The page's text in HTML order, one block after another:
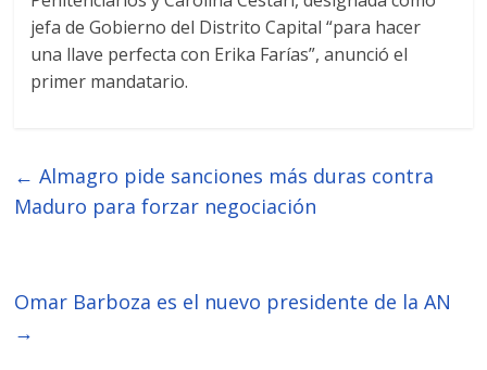
jefa de Gobierno del Distrito Capital “para hacer
una llave perfecta con Erika Farías”, anunció el
primer mandatario.
← Almagro pide sanciones más duras contra
Maduro para forzar negociación
Omar Barboza es el nuevo presidente de la AN
→